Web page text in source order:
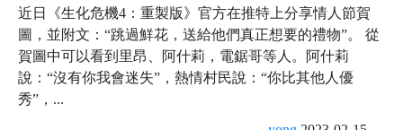
近日《生化危機4：重製版》官方在推特上分享情人節賀
圖，並附文：“跳過鮮花，送給他們真正想要的禮物”。 從
賀圖中可以看到里昂、阿什莉，電鋸哥等人。阿什莉
說：“沒有你我會迷失”，熱情村民說：“你比其他人優
秀”，...